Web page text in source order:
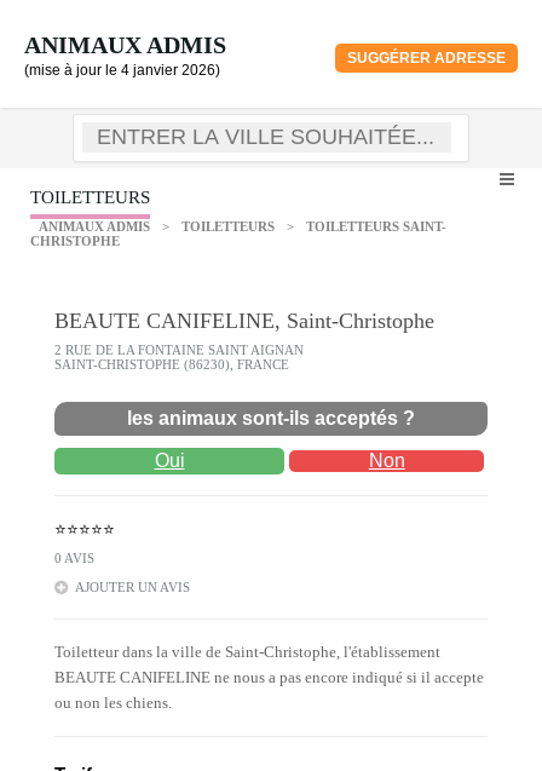
ANIMAUX ADMIS
(mise à jour le 4 janvier 2026)
SUGGÉRER ADRESSE
TOILETTEURS
ANIMAUX ADMIS > TOILETTEURS >
TOILETTEURS SAINT-
CHRISTOPHE
BEAUTE CANIFELINE, Saint-Christophe
2 RUE DE LA FONTAINE SAINT AIGNAN
SAINT-CHRISTOPHE (86230), FRANCE
les animaux sont-ils acceptés ?
Oui Non
⭐⭐⭐⭐⭐
0 AVIS
AJOUTER UN AVIS
Toiletteur dans la ville de Saint-Christophe, l'établissement
BEAUTE CANIFELINE ne nous a pas encore indiqué si il accepte
ou non les chiens.